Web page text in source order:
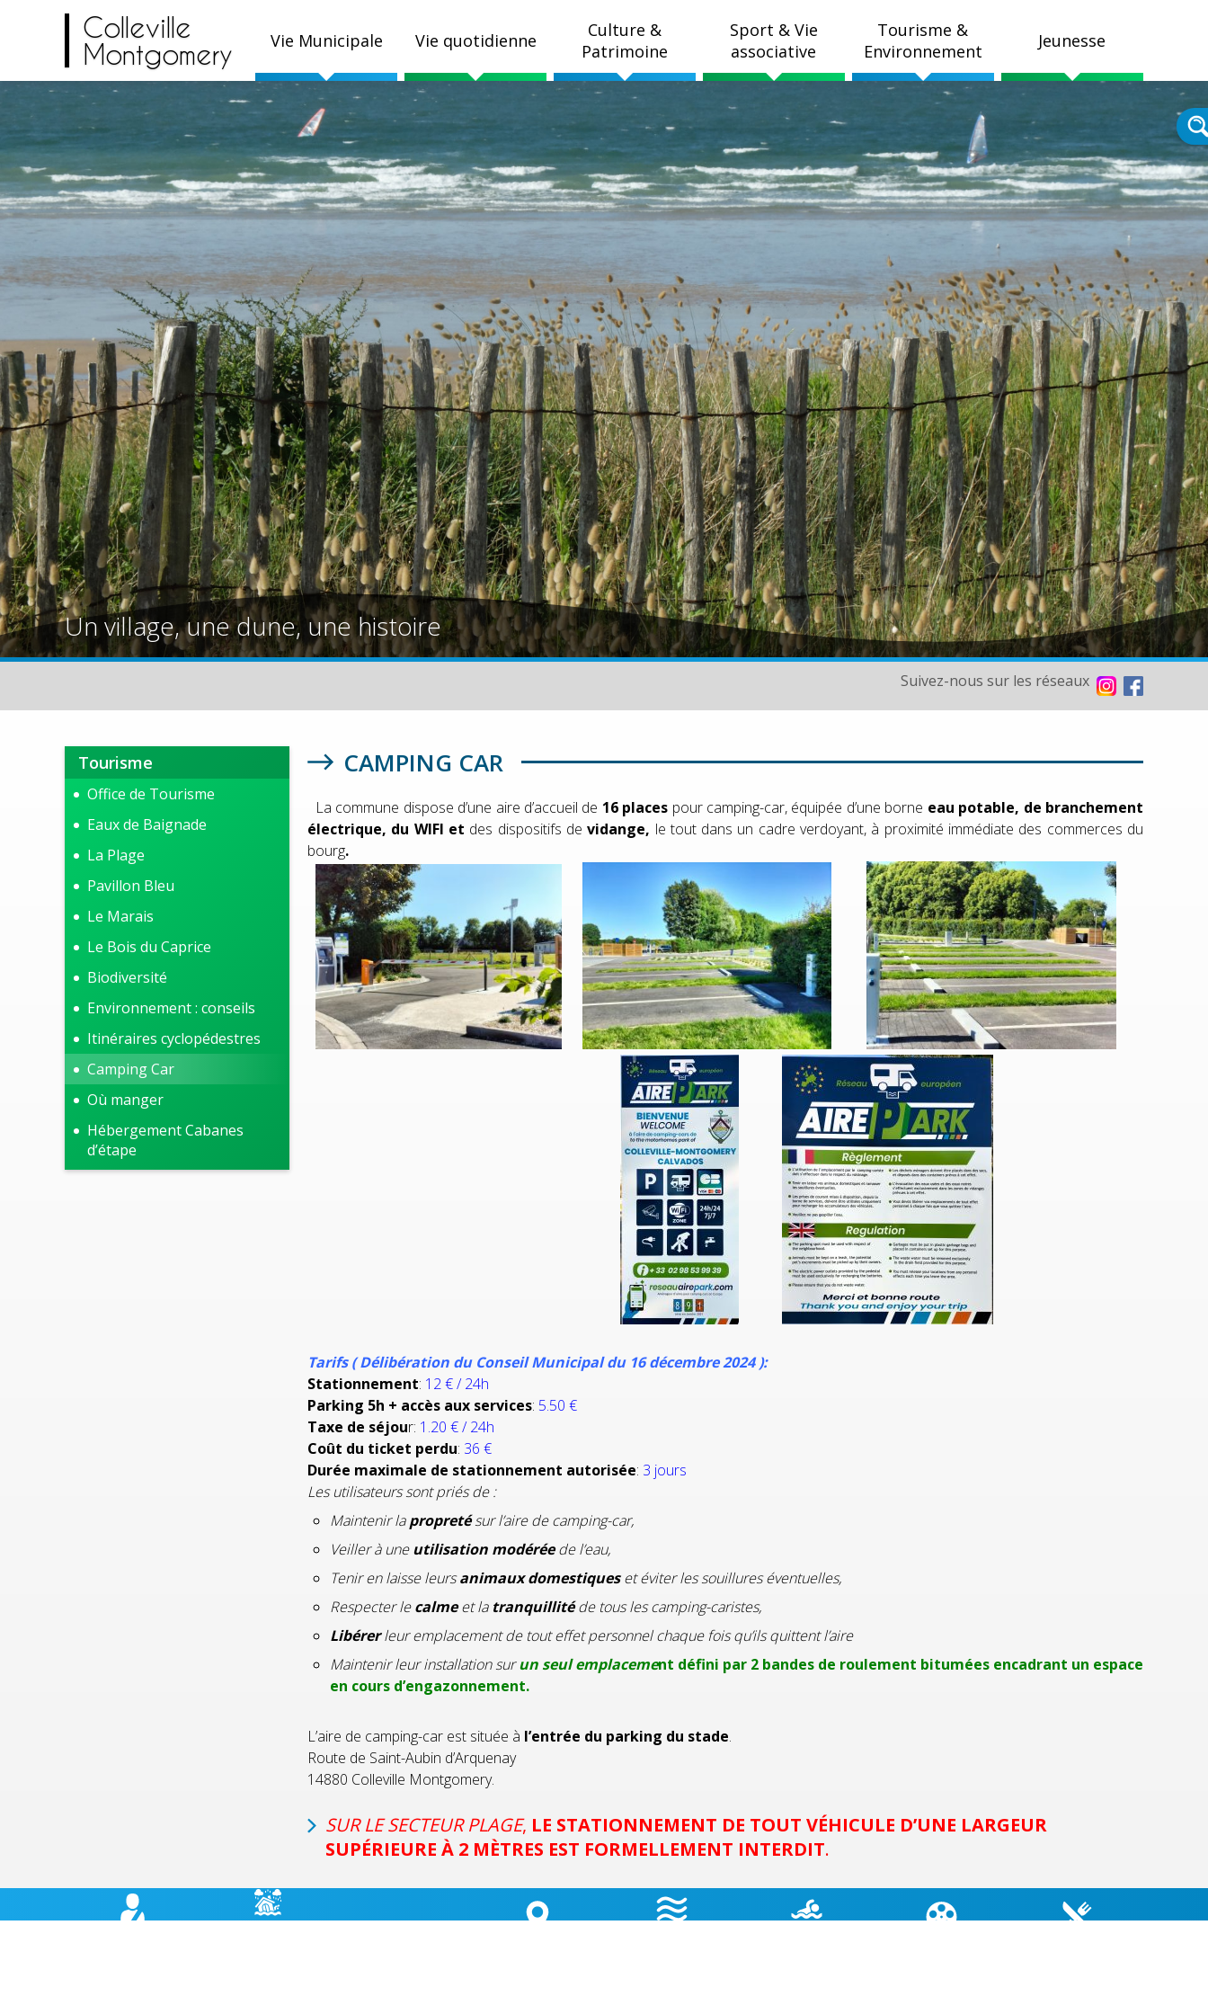
Colleville
Montgomery
Vie Municipale Vie quotidienne
Culture &
Patrimoine
Sport & Vie
associative
Tourisme &
Environnement
Jeunesse
Un village, une dune, une histoire
Suivez-nous sur les réseaux
Tourisme
Office de Tourisme
Eaux de Baignade
La Plage
Pavillon Bleu
Le Marais
Le Bois du Caprice
Biodiversité
Environnement : conseils
Itinéraires cyclopédestres
Camping Car
Où manger
Hébergement Cabanes
d’étape
CAMPING CAR
La commune dispose d’une aire d’accueil de 16 places pour camping-car, équipée d’une borne eau potable, de branchement
électrique, du WIFI et des dispositifs devidange, le tout dans un cadre verdoyant, à proximité immédiate des commerces du
bourg.
Tarifs ( Délibération du Conseil Municipal du 16 décembre 2024 ):
Stationnement: 12 € / 24h
Parking 5h + accès aux services: 5.50 €
Taxe de séjour: 1.20 € / 24h
Coût du ticket perdu: 36 €
Durée maximale de stationnement autorisée: 3 jours
Les utilisateurs sont priés de :
Maintenir lapropretésur l’aire de camping-car,
Veiller à uneutilisation modéréede l’eau,
Tenir en laisse leursanimaux domestiqueset éviter les souillures éventuelles,
Respecter lecalmeet la tranquillitéde tous les camping-caristes,
Libérerleur emplacement de tout effet personnel chaque fois qu’ils quittent l’aire
Maintenir leur installation surun seul emplacement défini par 2 bandes de roulement bitumées encadrant un espace
en cours d’engazonnement.
L’aire de camping-car est située à l’entrée du parking du stade.
Route de Saint-Aubin d’Arquenay
14880 Colleville Montgomery.
SUR LE SECTEUR PLAGE, LE STATIONNEMENT DE TOUT VÉHICULE D’UNE LARGEUR
SUPÉRIEURE À 2 MÈTRES EST FORMELLEMENT INTERDIT.